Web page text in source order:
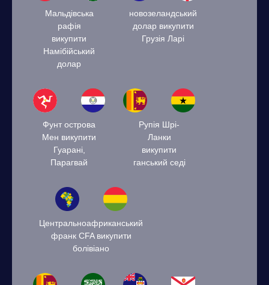
Мальдівська
рафія
викупити
Намібійський
долар
новозеландський
долар викупити
Грузія Ларі
Фунт острова
Мен викупити
Гуарані,
Парагвай
Рупія Шрі-
Ланки
викупити
ганський седі
Центральноафриканський
франк CFA викупити
болівіано